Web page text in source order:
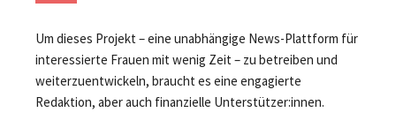
Um dieses Projekt – eine unabhängige News-Plattform für
interessierte Frauen mit wenig Zeit – zu betreiben und
weiterzuentwickeln, braucht es eine engagierte
Redaktion, aber auch finanzielle Unterstützer:innen.